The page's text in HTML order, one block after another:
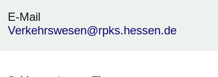
E-Mail
Verkehrswesen@rpks.hessen.de